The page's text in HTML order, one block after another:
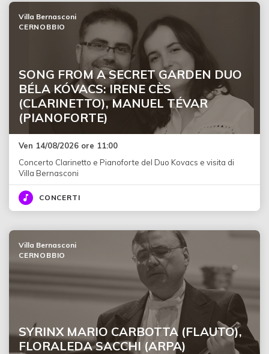
SONG FROM A SECRET GARDEN DUO
BÉLA KÓVACS: IRENE CÈS
(CLARINETTO), MANUEL TÉVAR
(PIANOFORTE)
Villa Bernasconi
CERNOBBIO
Ven 14/08/2026 ore 11:00
Concerto Clarinetto e Pianoforte del Duo Kovacs e visita di
Villa Bernasconi
CONCERTI
SYRINX MARIO CARBOTTA (FLAUTO),
FLORALEDA SACCHI (ARPA)
Villa Bernasconi
CERNOBBIO